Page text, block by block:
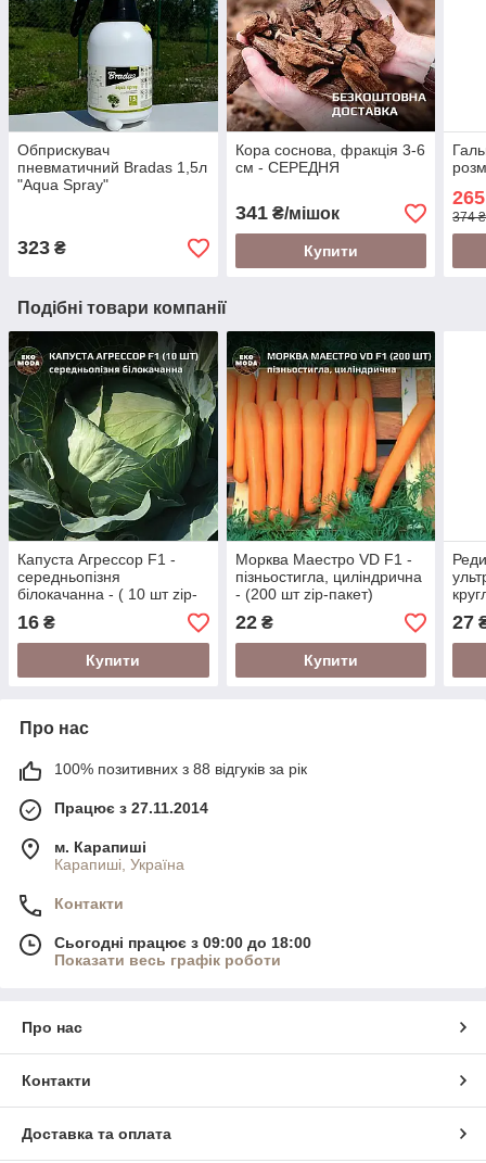
Обприскувач
пневматичний Bradas 1,5л
"Aqua Spray"
323 ₴
Кора соснова, фракція 3-6
см - СЕРЕДНЯ
341₴/мішок
Купити
374
Подібні товари компанії
Капуста Агрессор F1 -
середньопізня
білокачанна - ( 10 шт zip-
16 ₴
Купити
Морква Маестро VD F1 -
пізньостигла, циліндрична
- (200 шт zip-пакет)
22₴
Купити
27
Про нас
100% позитивних з 88 відгуків за рік
Працює з 27.11.2014
м. Карапиші
Карапиші, Україна
Контакти
Сьогодні працює з 09:00 до 18:00
Показати весь графік роботи
Про нас
Контакти
Доставка та оплата